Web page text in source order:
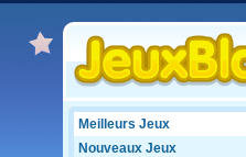
Meilleurs Jeux
Nouveaux Jeux